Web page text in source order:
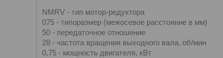
NMRV - тип мотор-редуктора
075 - типоразмер (межосевое расстояние в мм)
50 - передаточное отношение
28 - частота вращения выходного вала, об/мин
0,75 - мощность двигателя, кВт